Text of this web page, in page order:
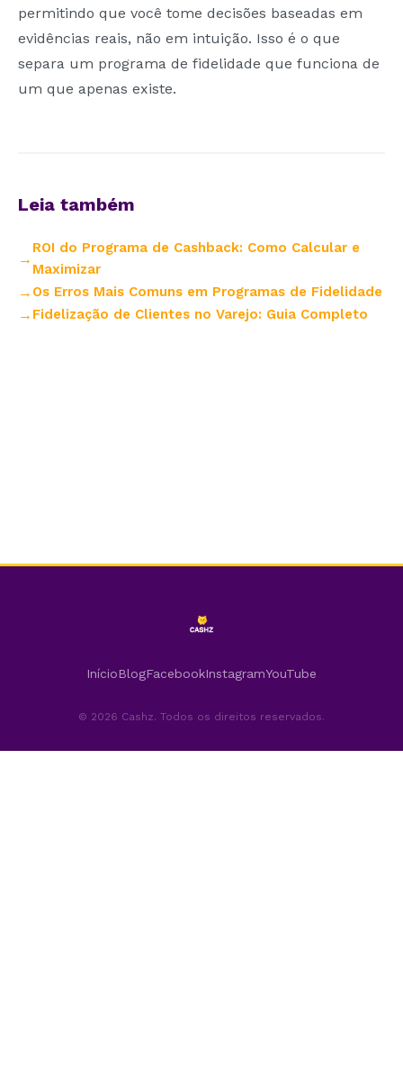
permitindo que você tome decisões baseadas em
evidências reais, não em intuição. Isso é o que
separa um programa de fidelidade que funciona de
um que apenas existe.
Leia também
ROI do Programa de Cashback: Como Calcular e
Maximizar
Os Erros Mais Comuns em Programas de Fidelidade
Fidelização de Clientes no Varejo: Guia Completo
InícioBlogFacebookInstagramYouTube
© 2026 Cashz. Todos os direitos reservados.